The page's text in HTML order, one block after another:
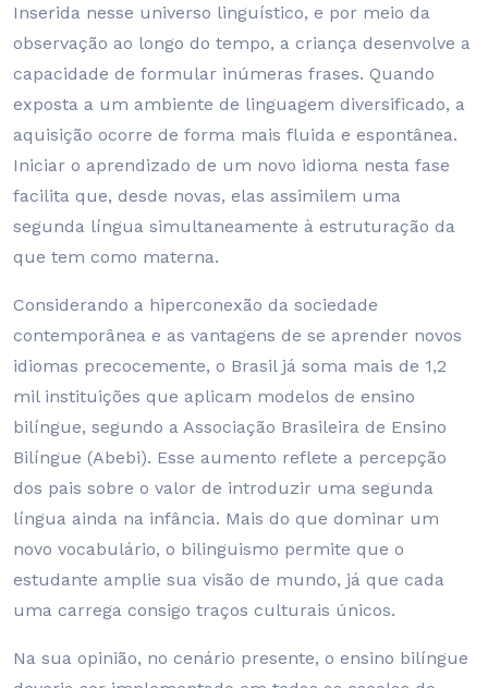
Inserida nesse universo linguístico, e por meio da
observação ao longo do tempo, a criança desenvolve a
capacidade de formular inúmeras frases. Quando
exposta a um ambiente de linguagem diversificado, a
aquisição ocorre de forma mais fluida e espontânea.
Iniciar o aprendizado de um novo idioma nesta fase
facilita que, desde novas, elas assimilem uma
segunda língua simultaneamente à estruturação da
que tem como materna.
Considerando a hiperconexão da sociedade
contemporânea e as vantagens de se aprender novos
idiomas precocemente, o Brasil já soma mais de 1,2
mil instituições que aplicam modelos de ensino
bilíngue, segundo a Associação Brasileira de Ensino
Bilíngue (Abebi). Esse aumento reflete a percepção
dos pais sobre o valor de introduzir uma segunda
língua ainda na infância. Mais do que dominar um
novo vocabulário, o bilinguismo permite que o
estudante amplie sua visão de mundo, já que cada
uma carrega consigo traços culturais únicos.
Na sua opinião, no cenário presente, o ensino bilíngue